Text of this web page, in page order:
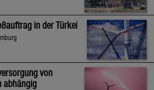
in der Türkei
von
abhängig